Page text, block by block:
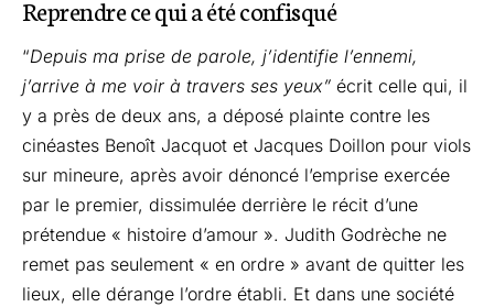
Reprendre ce qui a été confisqué
“Depuis ma prise de parole, j’identifie l’ennemi,
j’arrive à me voir à travers ses yeux” écrit celle qui, il
y a près de deux ans, a déposé plainte contre les
cinéastes Benoît Jacquot et Jacques Doillon pour viols
sur mineure, après avoir dénoncé l’emprise exercée
par le premier, dissimulée derrière le récit d’une
prétendue « histoire d’amour ». Judith Godrèche ne
remet pas seulement « en ordre » avant de quitter les
lieux, elle dérange l’ordre établi. Et dans une société